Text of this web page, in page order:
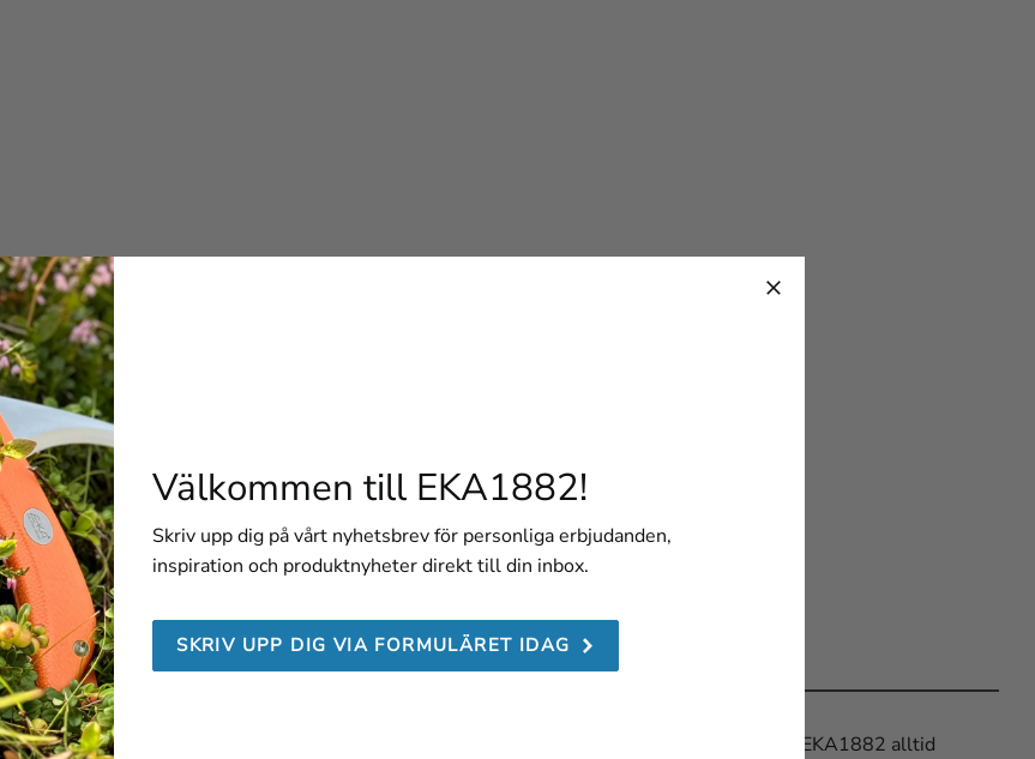
lång hållbarhet och pålitlighet över tid. Med rätt knivvård säkerställer du att din kniv från EKA1882 alltid
Välkommen till EKA1882!
Skriv upp dig på vårt nyhetsbrev för personliga erbjudanden,
inspiration och produktnyheter direkt till din inbox.
SKRIV UPP DIG VIA FORMULÄRET IDAG